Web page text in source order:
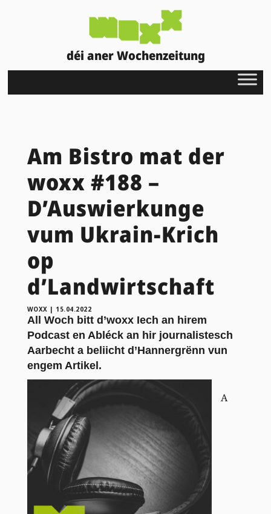
déi aner Wochenzeitung
Am Bistro mat der
woxx #188 –
D’Auswierkunge
vum Ukrain-Krich
op
d’Landwirtschaft
WOXX | 15.04.2022
All Woch bitt d’woxx Iech an hirem
Podcast en Abléck an hir journalistesch
Aarbecht a beliicht d’Hannergrënn vun
engem Artikel.
A